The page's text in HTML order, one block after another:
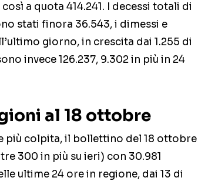
a quota 414.241. I decessi totali di
stati finora 36.543, i dimessi e
giorno, in crescita dai 1.255 di
invece 126.237, 9.302 in più in 24
al 18 ottobre
più colpita, il bollettino del 18 ottobre
300 in più su ieri) con 30.981
ultime 24 ore in regione, dai 13 di